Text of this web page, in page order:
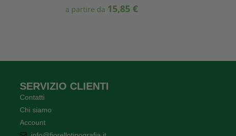
a partire da 15,85€
SERVIZIO CLIENTI
Contatti
Chi siamo
Account